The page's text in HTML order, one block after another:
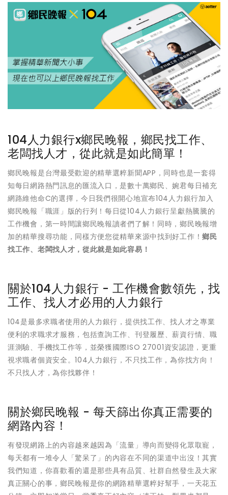
104人力銀行x鄉民晚報，鄉民找工作、
老闆找人才，從此就是如此簡單！
鄉民晚報是台灣最受歡迎的精華選粹新聞APP，同時也是一套得
知每日網路熱門訊息的匯流入口，是數十萬鄉民、婉君每日補充
網路維他命C的選擇，今日我們很開心地宣布104人力銀行加入
鄉民晚報「職涯」版的行列！每日從104人力銀行呈獻熱騰騰的
工作機會，第一時間讓鄉民晚報讀者們了解！同時，鄉民晚報增
加的精華搜尋功能，同樣方便您從精華來源中找到好工作！鄉民
找工作、老闆找人才，從此就是如此容易！
關於104人力銀行 - 工作機會數領先，找
工作、找人才必用的人力銀行
104是最多求職者使用的人力銀行，提供找工作、找人才之專業
便利的求職求才服務，包括查詢工作、刊登履歷、薪資行情、職
涯測驗、手機找工作等，並榮獲國際ISO 27001資安認證，更重
視求職者個資安全。104人力銀行，不只找工作，為你找方向！
不只找人才，為你找夥伴！
關於鄉民晚報 - 每天篩出你真正需要的
網路內容！
有發現網路上的內容越來越因為「流量」導向而變得化眾取寵，
每天都有一堆令人「驚呆了」的內容在不同的渠道中出沒！其實
我們知道，你喜歡看的還是那些具有品質、社群自然發生及大家
真正關心的事，鄉民晚報是你的網路精華選粹好幫手，一天花五